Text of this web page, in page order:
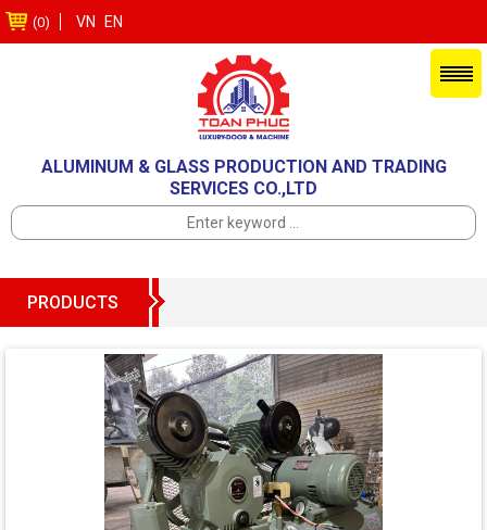
(0) VN EN
ALUMINUM & GLASS PRODUCTION AND TRADING
SERVICES CO.,LTD
PRODUCTS